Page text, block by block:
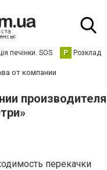
печінки. SOS Р Розклад
от компании
производителя
перекачки